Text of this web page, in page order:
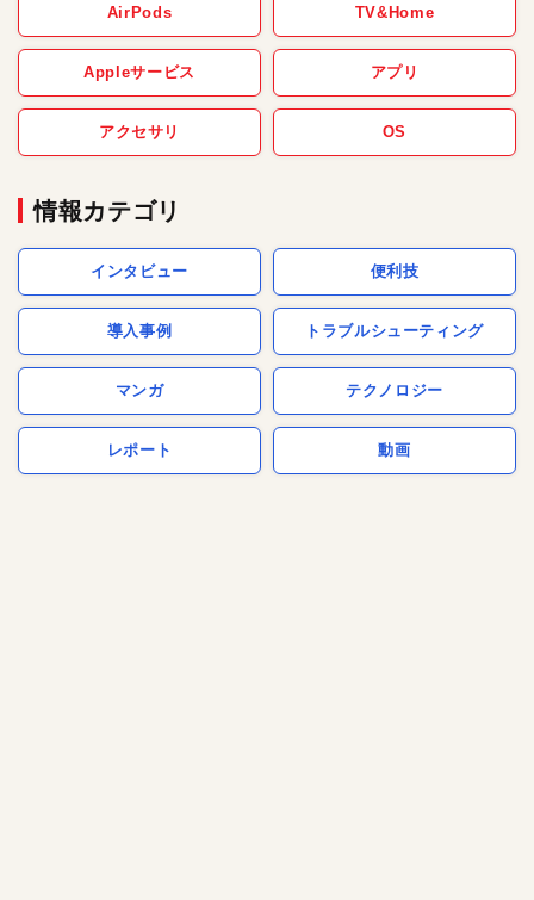
AirPods TV&Home
Appleサービス アプリ
アクセサリ OS
情報カテゴリ
インタビュー 便利技
導入事例 トラブルシューティング
マンガ テクノロジー
レポート 動画